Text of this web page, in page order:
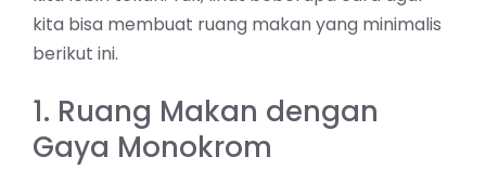
kita bisa membuat ruang makan yang minimalis
berikut ini.
1. Ruang Makan dengan
Gaya Monokrom